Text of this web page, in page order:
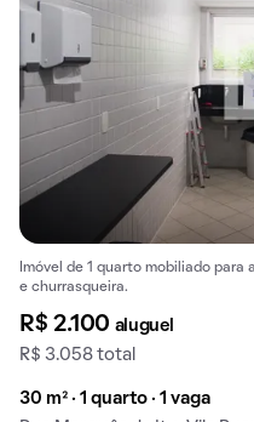
Imóvel de 1 quarto mobiliado para
e churrasqueira.
R$ 2.100 aluguel
R$ 3.058 total
30 m² · 1 quarto · 1 vaga